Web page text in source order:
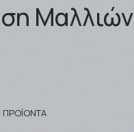
Μαλλιών
ΠΡΟΪΌΝΤΑ